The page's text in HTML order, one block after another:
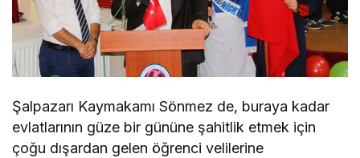
Şalpazarı Kaymakamı Sönmez de, buraya kadar
evlatlarının güze bir gününe şahitlik etmek için
çoğu dışardan gelen öğrenci velilerine